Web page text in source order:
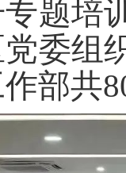
题培
委组
部共